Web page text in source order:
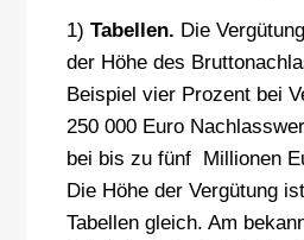
1) Tabellen. Die
der Höhe des
Beispiel vier Prozent bei
250 000 Euro
bei bis zu fünf Millionen
Die Höhe der Vergütung
Tabellen gleich. Am